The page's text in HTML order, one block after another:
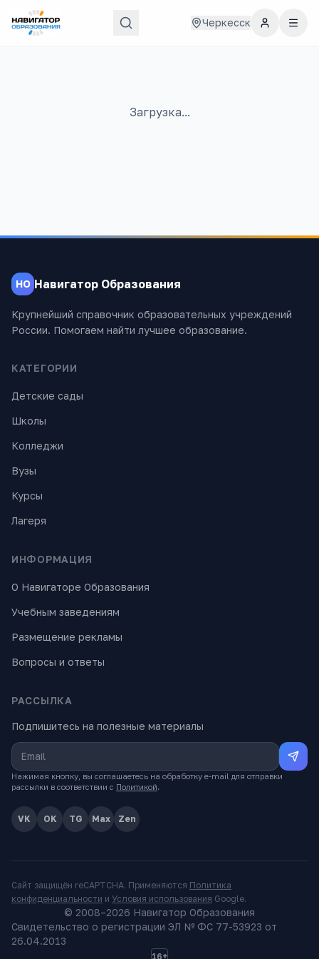
Черкесск
Загрузка...
НО Навигатор Образования
Крупнейший справочник образовательных учреждений
России. Помогаем найти лучшее образование.
КАТЕГОРИИ
Детские сады
Школы
Колледжи
Вузы
Курсы
Лагеря
ИНФОРМАЦИЯ
О Навигаторе Образования
Учебным заведениям
Размещение рекламы
Вопросы и ответы
РАССЫЛКА
Подпишитесь на полезные материалы
Нажимая кнопку, вы соглашаетесь на обработку e-mail для отправки
рассылки в соответствии с Политикой.
VK OK TG Max Zen
Сайт защищён reCAPTCHA. Применяются Политика
конфиденциальности и Условия использования Google.
© 2008–2026 Навигатор Образования
Свидетельство о регистрации ЭЛ № ФС 77-53923 от
26.04.2013
16+